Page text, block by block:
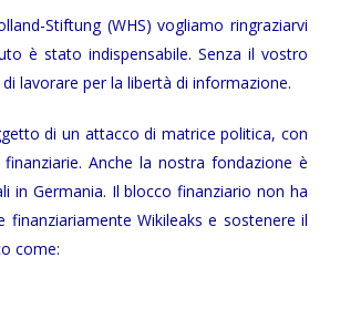
Stiftung (WHS) vogliamo ringraziarvi
è stato indispensabile. Senza il vostro
lavorare per la libertà di informazione.
di un attacco di matrice politica, con
Anche la nostra fondazione è
in Germania. Il blocco finanziario non ha
Wikileaks e sostenere il
come: